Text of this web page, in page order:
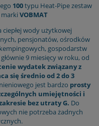
100typu Heat-Pipe zestaw
VOBMAT
wody użytkowej
pensjonatów, ośrodków
gospodarstw
9 miesięcy w roku, od
wydatek związany z
się średnio od 2 do 3
jest bardzo prosty
umiejętności i
bez utraty G. Do
nie potrzeba żadnych